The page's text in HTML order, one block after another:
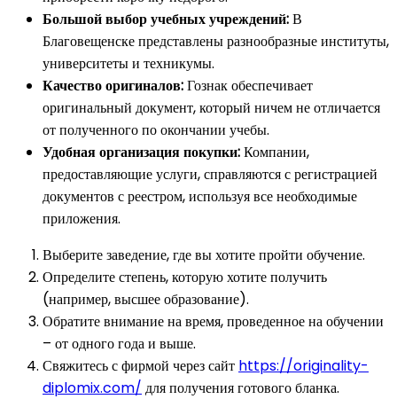
Большой выбор учебных учреждений:В
Благовещенске представлены разнообразные институты,
университеты и техникумы.
Качество оригиналов:Гознак обеспечивает
оригинальный документ, который ничем не отличается
от полученного по окончании учебы.
Удобная организация покупки:Компании,
предоставляющие услуги, справляются с регистрацией
документов с реестром, используя все необходимые
приложения.
Выберите заведение, где вы хотите пройти обучение.
Определите степень, которую хотите получить
(например, высшее образование).
Обратите внимание на время, проведенное на обучении
– от одного года и выше.
Свяжитесь с фирмой через сайт https://originality-
diplomix.com/ для получения готового бланка.